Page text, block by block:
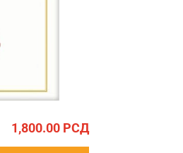
1,800.00 РСД